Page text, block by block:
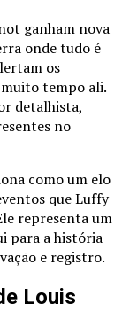
ganham nova
onde tudo é
os
tempo ali.
detalhista,
no
como um elo
que Luffy
representa um
para a história
e registro.
Louis